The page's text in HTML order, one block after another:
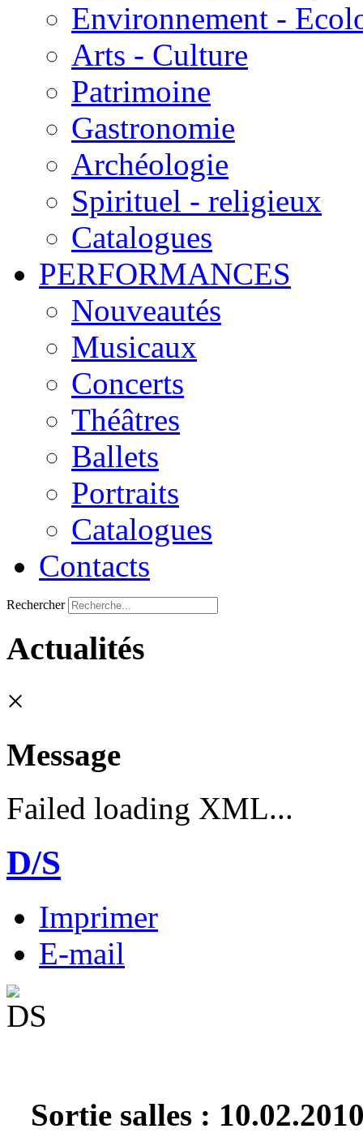
Environnement -
Arts - Culture
Patrimoine
Gastronomie
Archéologie
Spirituel - religieux
Catalogues
PERFORMANCES
Nouveautés
Musicaux
Concerts
Théâtres
Ballets
Portraits
Catalogues
Contacts
Rechercher
Actualités
×
Message
Failed loading XML...
D/S
Imprimer
E-mail
Sortie salles :